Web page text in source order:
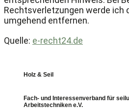
Rechtsverletzungen werde ich
umgehend entfernen.
Quelle: e-recht24.de
Holz & Seil
Fach- und Interessenverband für
Arbeitstechniken e.V.